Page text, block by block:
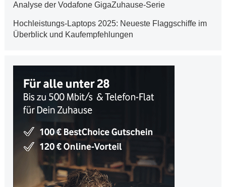
Analyse der Vodafone GigaZuhause-Serie
Hochleistungs-Laptops 2025: Neueste Flaggschiffe im
Überblick und Kaufempfehlungen